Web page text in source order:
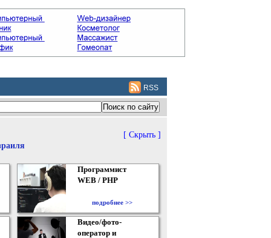
RSS
[ Скрыть ]
Программист
WEB / PHP
подробнее >>
Видео/фото-
оператор и